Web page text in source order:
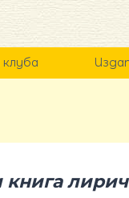
клуба